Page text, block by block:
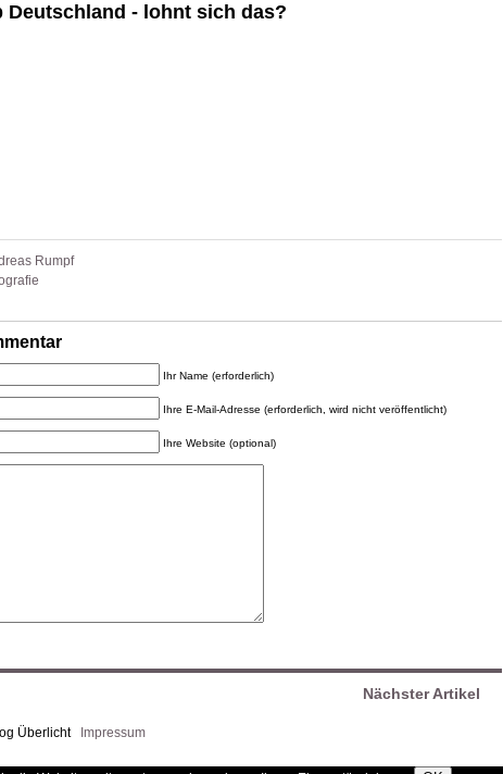
Deutschland - lohnt sich das?
Rumpf
Ihr Name (erforderlich)
Ihre E-Mail-Adresse (erforderlich, wird nicht veröffentlicht)
Ihre Website (optional)
Nächster Artikel
Überlicht Impressum